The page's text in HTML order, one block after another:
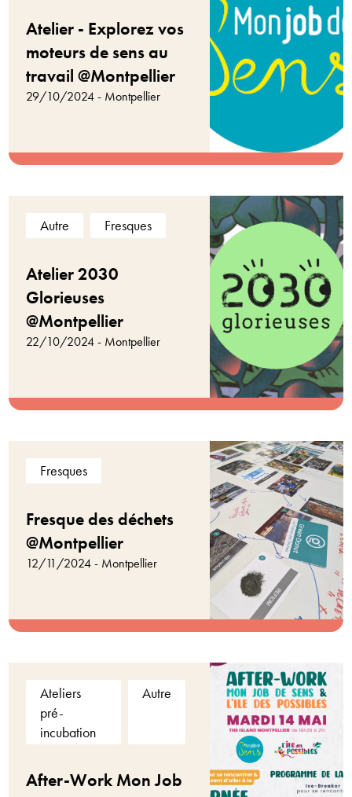
Atelier - Explorez vos
moteurs de sens au
travail @Montpellier
29/10/2024 - Montpellier
Autre Fresques
Atelier 2030
Glorieuses
@Montpellier
22/10/2024 - Montpellier
Fresques
Fresque des déchets
@Montpellier
12/11/2024 - Montpellier
Ateliers
pré-
incubation
Autre
After-Work Mon Job